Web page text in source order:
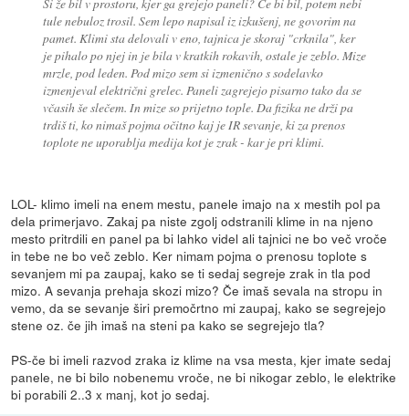
tule nebuloz trosil. Sem lepo napisal iz izkušenj, ne govorim na
pamet. Klimi sta delovali v eno, tajnica je skoraj "crknila", ker
je pihalo po njej in je bila v kratkih rokavih, ostale je zeblo. Mize
mrzle, pod leden. Pod mizo sem si izmenično s sodelavko
izmenjeval električni grelec. Paneli zagrejejo pisarno tako da se
včasih še slečem. In mize so prijetno tople. Da fizika ne drži pa
trdiš ti, ko nimaš pojma očitno kaj je IR sevanje, ki za prenos
toplote ne uporablja medija kot je zrak - kar je pri klimi.
LOL- klimo imeli na enem mestu, panele imajo na x mestih pol pa
dela primerjavo. Zakaj pa niste zgolj odstranili klime in na njeno
mesto pritrdili en panel pa bi lahko videl ali tajnici ne bo več vroče
in tebe ne bo več zeblo. Ker nimam pojma o prenosu toplote s
sevanjem mi pa zaupaj, kako se ti sedaj segreje zrak in tla pod
mizo. A sevanja prehaja skozi mizo? Če imaš sevala na stropu in
vemo, da se sevanje širi premočrtno mi zaupaj, kako se segrejejo
stene oz. če jih imaš na steni pa kako se segrejejo tla?
PS-če bi imeli razvod zraka iz klime na vsa mesta, kjer imate sedaj
panele, ne bi bilo nobenemu vroče, ne bi nikogar zeblo, le elektrike
bi porabili 2..3 x manj, kot jo sedaj.